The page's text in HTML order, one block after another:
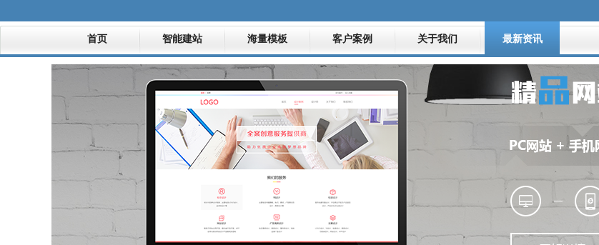
首页 智能建站 海量模板 客户案例 关于我们 最新资讯